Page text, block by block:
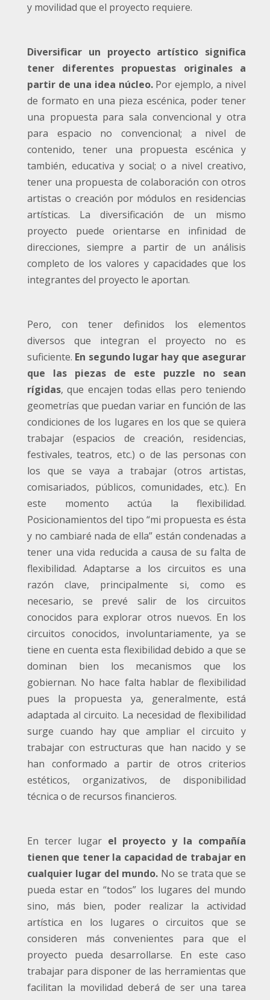
y movilidad que el proyecto requiere.
Diversificar un proyecto artístico significa
tener diferentes propuestas originales a
partir de una idea núcleo.Por ejemplo, a nivel
de formato en una pieza escénica, poder tener
una propuesta para sala convencional y otra
para espacio no convencional; a nivel de
contenido, tener una propuesta escénica y
también, educativa y social; o a nivel creativo,
tener una propuesta de colaboración con otros
artistas o creación por módulos en residencias
artísticas. La diversificación de un mismo
proyecto puede orientarse en infinidad de
direcciones, siempre a partir de un análisis
completo de los valores y capacidades que los
integrantes del proyecto le aportan.
Pero, con tener definidos los elementos
diversos que integran el proyecto no es
suficiente. En segundo lugar hay que asegurar
que las piezas de este puzzle no sean
rígidas, que encajen todas ellas pero teniendo
geometrías que puedan variar en función de las
condiciones de los lugares en los que se quiera
trabajar (espacios de creación, residencias,
festivales, teatros, etc.) o de las personas con
los que se vaya a trabajar (otros artistas,
comisariados, públicos, comunidades, etc.). En
este momento actúa la flexibilidad.
Posicionamientos del tipo “mi propuesta es ésta
y no cambiaré nada de ella” están condenadas a
tener una vida reducida a causa de su falta de
flexibilidad. Adaptarse a los circuitos es una
razón clave, principalmente si, como es
necesario, se prevé salir de los circuitos
conocidos para explorar otros nuevos. En los
circuitos conocidos, involuntariamente, ya se
tiene en cuenta esta flexibilidad debido a que se
dominan bien los mecanismos que los
gobiernan. No hace falta hablar de flexibilidad
pues la propuesta ya, generalmente, está
adaptada al circuito. La necesidad de flexibilidad
surge cuando hay que ampliar el circuito y
trabajar con estructuras que han nacido y se
han conformado a partir de otros criterios
estéticos, organizativos, de disponibilidad
técnica o de recursos financieros.
En tercer lugar el proyecto y la compañía
tienen que tener la capacidad de trabajar en
cualquier lugar del mundo. No se trata que se
pueda estar en “todos” los lugares del mundo
sino, más bien, poder realizar la actividad
artística en los lugares o circuitos que se
consideren más convenientes para que el
proyecto pueda desarrollarse. En este caso
trabajar para disponer de las herramientas que
facilitan la movilidad deberá de ser una tarea